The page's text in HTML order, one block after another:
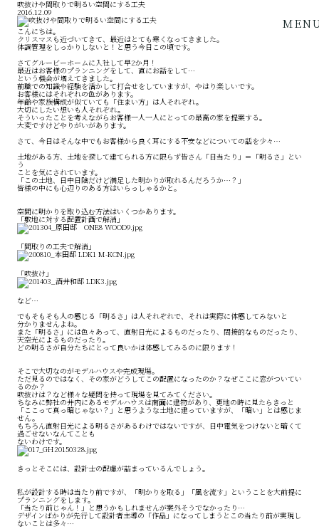
吹抜けや間取りで明るい空間にする工夫
2016.12.09
こんにちは。
クリスマスも近づいてきて、最近はとても寒くなってきました。
体調管理をしっかりしないと！と思う今日この頃です。
さてグルービーホームに入社して早2か月！
最近はお客様のプランニングをして、直にお話をして…
という機会が増えてきました。
前職での知識や経験を活かして打合せをしていますが、やはり楽しいです。
お客様にはそれぞれの色があります。
年齢や家族構成が似ていても「住まい方」は人それぞれ。
大切にしたい想いも人それぞれ。
そういったことを考えながらお客様一人一人にとっての最高の家を提案する。
大変ですけどやりがいがあります。
さて、今日はそんな中でもお客様から良く耳にする不安などについての話を少々…
土地がある方、土地を探して建てられる方に限らず皆さん「日当たり」＝「明るさ」とい
う
ことを気にされています。
「この土地、日中日陰だけど満足した明かりが取れるんだろうか…？」
皆様の中にも心辺りのある方はいらっしゃるかと。
空間に明かりを取り込む方法はいくつかあります。
「敷地に対する配置計画で解消」
「間取りの工夫で解消」
「吹抜け」
など…
でもそもそも人の感じる「明るさ」は人それぞれで、それは実際に体感してみないと
分かりませんよね。
また「明るさ」には色々あって、直射日光によるものだったり、間接的なものだったり、
天空光によるものだったり。
どの明るさが自分たちにとって良いかは体感してみるのに限ります！
そこで大切なのがモデルハウスや完成現場。
ただ見るのではなく、その家がどうしてこの配置になったのか？なぜここに窓がついてい
るのか？
吹抜けは？など様々な疑問を持って現場を見てみてください。
ちなみに弊社の井内にあるモデルハウスは南面に建物があり、更地の時に見たらきっと
「ここって真っ暗じゃない？」と思うような土地に建っていますが、「暗い」とは感じま
せん。
もちろん直射日光による明るさがあるわけではないですが、日中電気をつけないと暗くて
過ごせないなんてことも
ないわけです。
きっとそこには、設計士の配慮が詰まっているんでしょう。
私が設計する時は当たり前ですが、「明かりを取る」「風を流す」ということを大前提に
プランニングをします。
「当たり前じゃん！」と思うかもしれませんが案外そうでなかったり…
デザインばかりが先行して設計者主導の「作品」になってしまうとこの当たり前が実現し
ないことは多々…